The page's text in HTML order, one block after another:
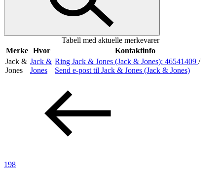
Aktiviteter
Inspirasjon
Åpningstider
Praktisk informasjon
Tabell med aktuelle merkevarer
Merke
Hvor
Kontaktinfo
Jack &
Jones
Jack &
Jones
Ring Jack & Jones (Jack & Jones): 46541409 /
Send e-post til Jack & Jones (Jack & Jones)
198